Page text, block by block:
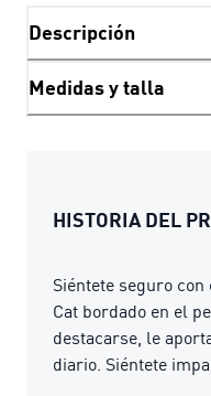
Descripción
Medidas y talla
HISTORIA DEL
Siéntete seguro
Cat bordado en el
destacarse, le
diario. Siéntete